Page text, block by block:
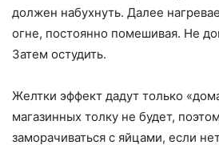
должен набухнуть. Далее
огне, постоянно помешивая. Не
Затем остудить.
Желтки эффект дадут только
магазинных толку не будет,
заморачиваться с яйцами, если